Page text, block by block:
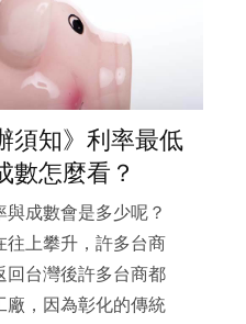
須知》利率最低
數怎麼看？
成數會是多少呢？
往上攀升，許多台商
回台灣後許多台商都
廠，因為彰化的傳統